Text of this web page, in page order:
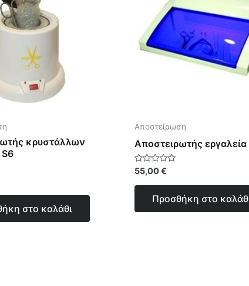
κρυστάλλων
στο καλάθι
Αποστείρωση
Αποστειρωτής εργαλεία
Βαθμολογήθηκε
0
55,00€
Προσθήκη στο